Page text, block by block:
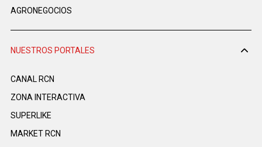
AGRONEGOCIOS
NUESTROS PORTALES
CANAL RCN
ZONA INTERACTIVA
SUPERLIKE
MARKET RCN